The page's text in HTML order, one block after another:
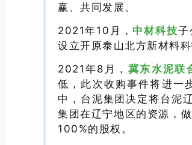
赢、共同发展。
2021年10月， 中材科技子
设立开原泰山北方新材料
2021年8月， 冀东水泥联
低，此次收购事件将进一
中，台泥集团决定将台泥
集团在辽宁地区的资源，
100%的股权。